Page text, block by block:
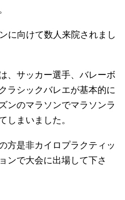
に向けて数人来院されまし
、サッカー選手、バレーボ
ラシックバレエが基本的に
ンのマラソンでマラソンラ
しまいました。
方是非カイロプラクティッ
ンで大会に出場して下さ